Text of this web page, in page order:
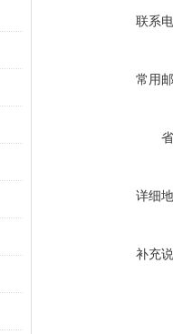
联系
常用
详细
补充